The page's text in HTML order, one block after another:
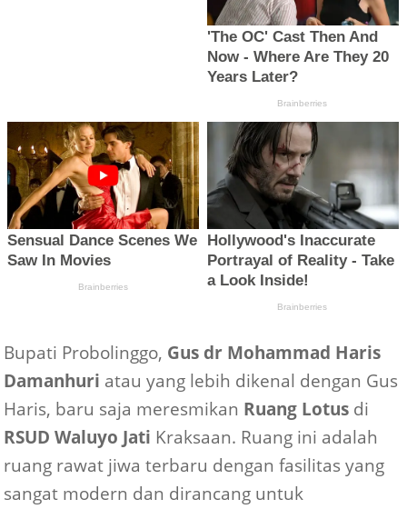
Bupati Probolinggo, Gus dr Mohammad Haris
Damanhuri atau yang lebih dikenal dengan Gus
Haris, baru saja meresmikan Ruang Lotus di
RSUD Waluyo Jati Kraksaan. Ruang ini adalah
ruang rawat jiwa terbaru dengan fasilitas yang
sangat modern dan dirancang untuk